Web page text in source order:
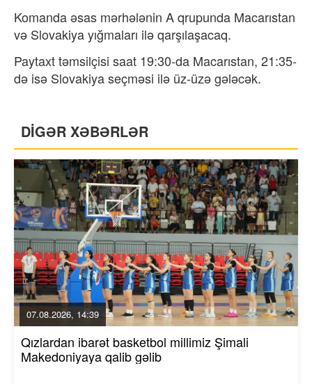
Komanda əsas mərhələnin A qrupunda Macarıstan
və Slovakiya yığmaları ilə qarşılaşacaq.
Paytaxt təmsilçisi saat 19:30-da Macarıstan, 21:35-
də isə Slovakiya seçməsi ilə üz-üzə gələcək.
DİGƏR XƏBƏRLƏR
07.08.2026, 14:39
Qızlardan ibarət basketbol millimiz Şimali
Makedoniyaya qalib gəlib